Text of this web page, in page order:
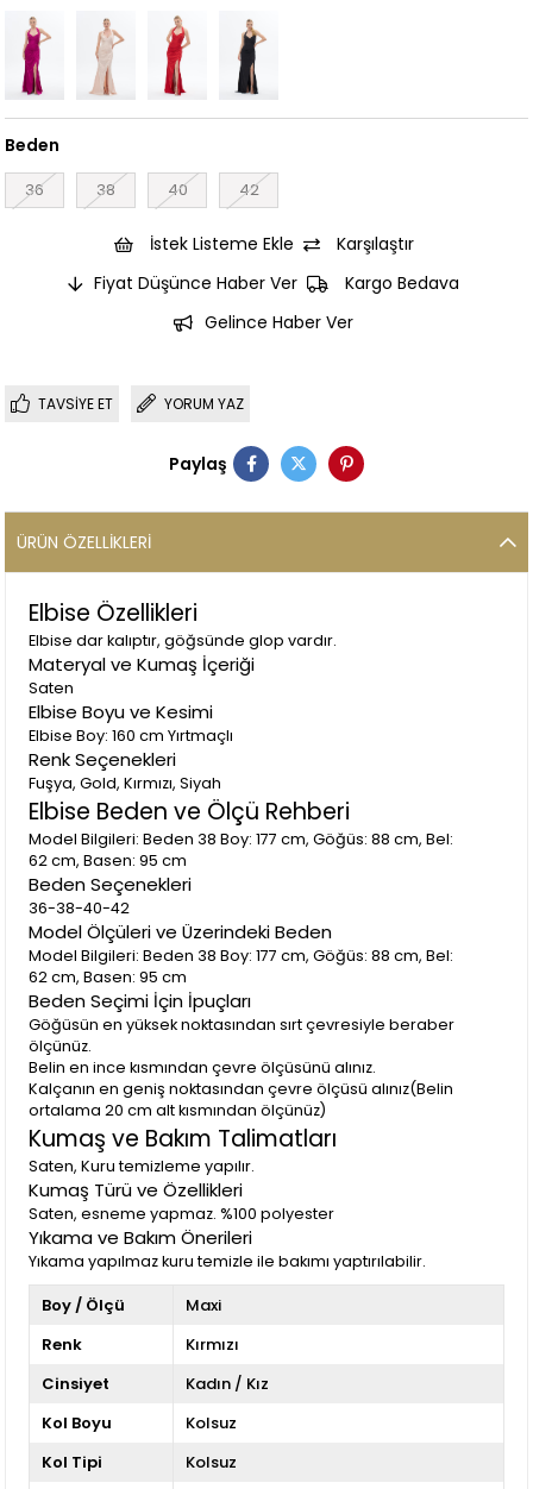
Beden
36 38 40 42
İstek Listeme Ekle
Karşılaştır
Fiyat Düşünce Haber Ver
Kargo Bedava
Gelince Haber Ver
TAVSIYE ET YORUM YAZ
Paylaş
ÜRÜN ÖZELLIKLERI
Elbise Özellikleri
Elbise dar kalıptır, göğsünde glop vardır.
Materyal ve Kumaş İçeriği
Saten
Elbise Boyu ve Kesimi
Elbise Boy: 160 cm Yırtmaçlı
Renk Seçenekleri
Fuşya, Gold, Kırmızı, Siyah
Elbise Beden ve Ölçü Rehberi
Model Bilgileri: Beden 38 Boy: 177 cm, Göğüs: 88 cm, Bel:
62 cm, Basen: 95 cm
Beden Seçenekleri
36-38-40-42
Model Ölçüleri ve Üzerindeki Beden
Model Bilgileri: Beden 38 Boy: 177 cm, Göğüs: 88 cm, Bel:
62 cm, Basen: 95 cm
Beden Seçimi İçin İpuçları
Göğüsün en yüksek noktasından sırt çevresiyle beraber
ölçünüz.
Belin en ince kısmından çevre ölçüsünü alınız.
Kalçanın en geniş noktasından çevre ölçüsü alınız(Belin
ortalama 20 cm alt kısmından ölçünüz)
Kumaş ve Bakım Talimatları
Saten, Kuru temizleme yapılır.
Kumaş Türü ve Özellikleri
Saten, esneme yapmaz. %100 polyester
Yıkama ve Bakım Önerileri
Yıkama yapılmaz kuru temizle ile bakımı yaptırılabilir.
Boy / Ölçü
Maxi
Renk
Kırmızı
Cinsiyet
Kadın / Kız
Kol Boyu
Kolsuz
Kol Tipi
Kolsuz